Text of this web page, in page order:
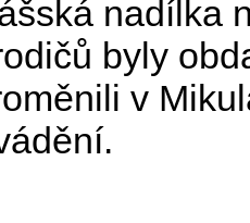
nadílka
byly
v